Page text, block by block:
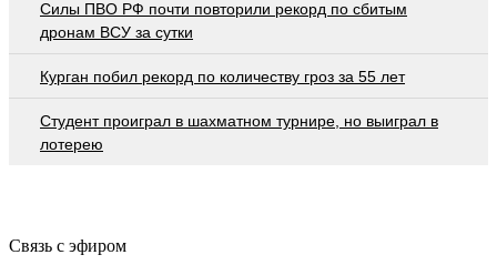
Cилы ПВО РФ почти повторили рекорд по сбитым
дронам ВСУ за сутки
Курган побил рекорд по количеству гроз за 55 лет
Студент проиграл в шахматном турнире, но выиграл в
лотерею
Связь с эфиром